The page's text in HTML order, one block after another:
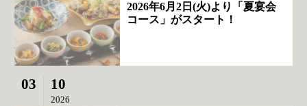
2026年6月2日(火)より「夏宴会
コース」がスタート！
03 10
2026